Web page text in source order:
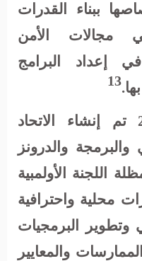
ببناء القدرات
مجالات الأمن
إعداد البرامج
13
وفي ديسمبر 2017 تم إنشاء الاتحاد
والدرونز
اللجنة الأولمبية
محلية واحترافية
وتطوير البرمجيات
والمعايير